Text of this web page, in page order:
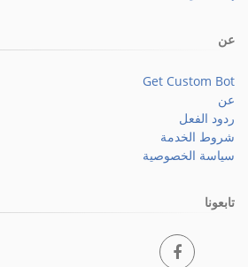
عن
Get Custom Bot
عن
ردود الفعل
شروط الخدمة
سياسة الخصوصية
تابعونا